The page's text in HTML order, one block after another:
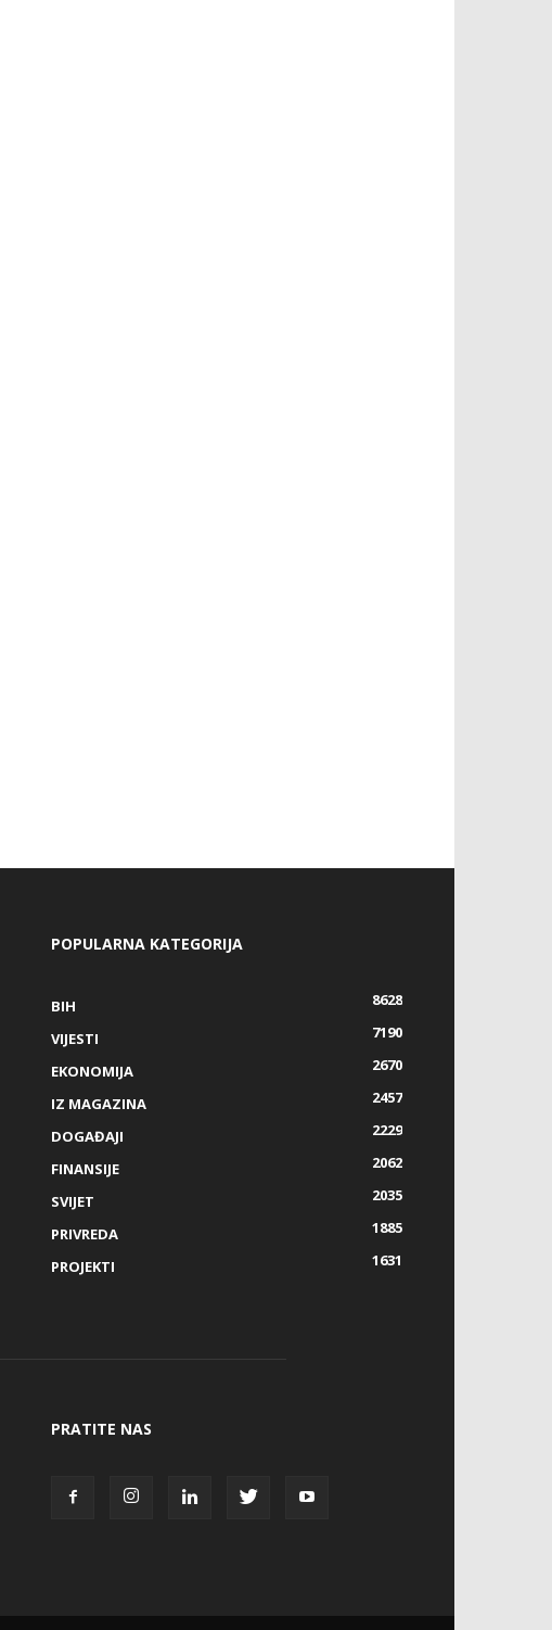
POPULARNA KATEGORIJA
BIH
8628
VIJESTI
7190
EKONOMIJA
2670
IZ MAGAZINA
2457
DOGAĐAJI
2229
FINANSIJE
2062
SVIJET
2035
PRIVREDA
1885
PROJEKTI
1631
PRATITE NAS